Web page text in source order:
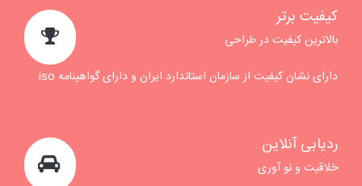
کیفیت برتر
بالاترین کیفیت در طراحی
دارای نشان کیفیت از سازمان استاندارد ایران و دارای گواهینامه iso
ردیابی آنلاین
خلاقیت و نو آوری